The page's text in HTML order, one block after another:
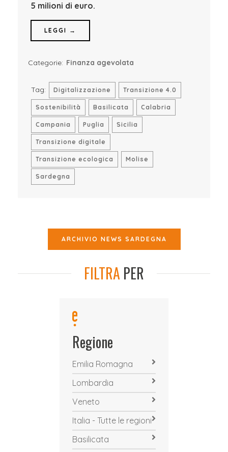
5 milioni di euro.
LEGGI →
Categorie: Finanza agevolata
Tag: Digitalizzazione Transizione 4.0
Sostenibilità Basilicata Calabria
Campania Puglia Sicilia
Transizione digitale
Transizione ecologica Molise
Sardegna
ARCHIVIO NEWS SARDEGNA
FILTRA PER
Regione
Emilia Romagna
Lombardia
Veneto
Italia - Tutte le regioni
Basilicata